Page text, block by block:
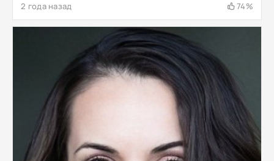
2 года назад 74%